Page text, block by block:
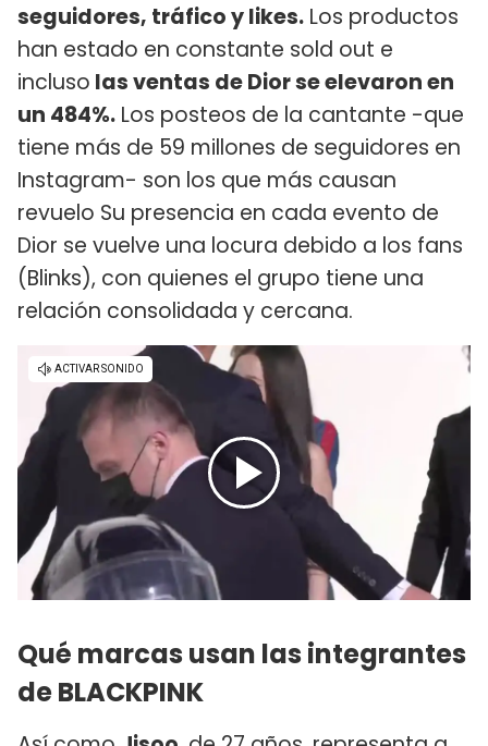
seguidores, tráfico y likes. Los productos
han estado en constante sold out e
incluso las ventas de Dior se elevaron en
un 484%. Los posteos de la cantante -que
tiene más de 59 millones de seguidores en
Instagram- son los que más causan
revuelo Su presencia en cada evento de
Dior se vuelve una locura debido a los fans
(Blinks), con quienes el grupo tiene una
relación consolidada y cercana.
Qué marcas usan las integrantes
de BLACKPINK